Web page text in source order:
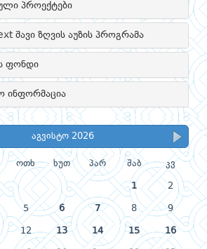
პროექტები
შავი ზღვის აუზის პროგრამა
ფონდი
ინფორმაცია
აგვისტო 2026
ოთხ ხუთ პარ შაბ კვ
1 2
5 6 7 8 9
12 13 14 15 16